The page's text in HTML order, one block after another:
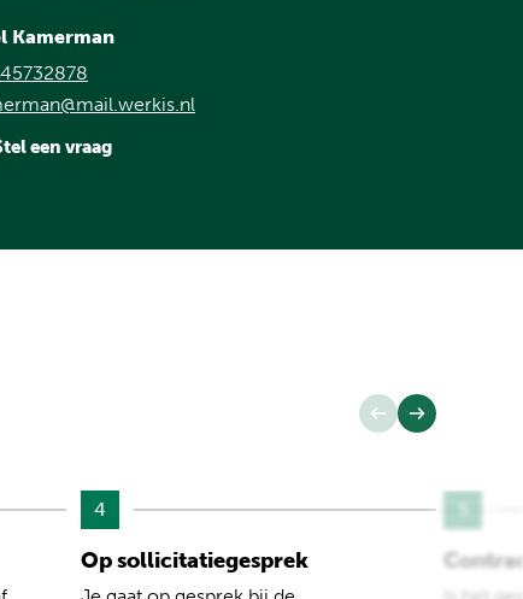
Kamerman
een vraag
4
Op sollicitatiegesprek